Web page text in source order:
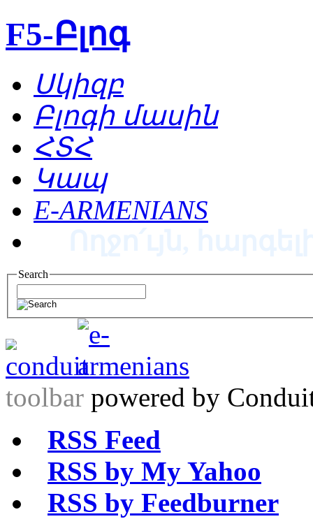
F5-Բլոգ
Սկիզբ
Բլոգի մասին
ՀՏՀ
Կապ
E-ARMENIANS
Search
toolbar powered by
RSS Feed
RSS by My Yahoo
RSS by Feedburner